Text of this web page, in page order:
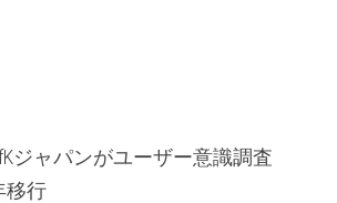
ジャパンがユーザー意識調査
移行